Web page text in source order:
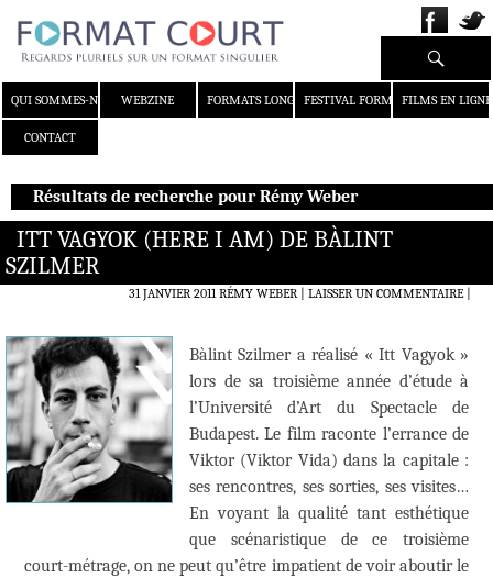
QUI SOMMES-NOUS ?WEBZINE FORMATS LONGS FESTIVAL FORMAT COURT
FILMS EN LIGNE
CONTACT
Recherche
Résultats de recherche pour Rémy Weber
ITT VAGYOK (HERE I AM) DE BÀLINT
SZILMER
31 JANVIER 2011 RÉMY WEBER LAISSER UN COMMENTAIRE|
Bàlint Szilmer a réalisé « Itt Vagyok »
lors de sa troisième année d’étude à
l’Université d’Art du Spectacle de
Budapest. Le film raconte l’errance de
Viktor (Viktor Vida) dans la capitale :
ses rencontres, ses sorties, ses visites…
En voyant la qualité tant esthétique
que scénaristique de ce troisième
court-métrage, on ne peut qu’être impatient de voir aboutir le